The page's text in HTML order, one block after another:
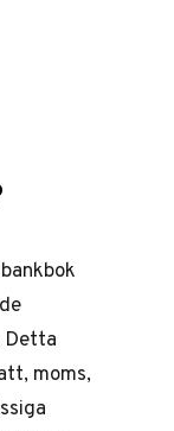
Detta
moms,